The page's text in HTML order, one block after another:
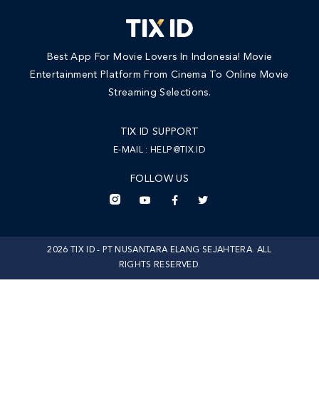
Best App For Movie Lovers In Indonesia! Movie
Entertainment Platform From Cinema To Online Movie
Streaming Selections.
TIX ID SUPPORT
E-MAIL : HELP@TIX.ID
FOLLOW US
2026 TIX ID - PT NUSANTARA ELANG SEJAHTERA. ALL
RIGHTS RESERVED.